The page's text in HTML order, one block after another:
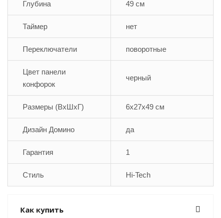
Глубина 49 см
Таймер нет
Переключатели поворотные
Цвет панели
конфорок
черный
Размеры (ВхШхГ) 6x27x49 см
Дизайн Домино да
Гарантия 1
Стиль Hi-Tech
Как купить